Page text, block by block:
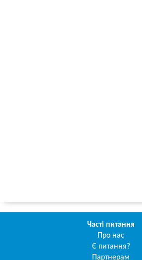
Часті питання
Про нас
Є питання?
Партнерам